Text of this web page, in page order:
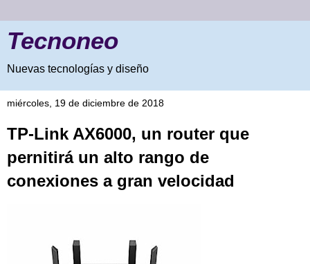
Tecnoneo
Nuevas tecnologías y diseño
miércoles, 19 de diciembre de 2018
TP-Link AX6000, un router que
pernitirá un alto rango de
conexiones a gran velocidad